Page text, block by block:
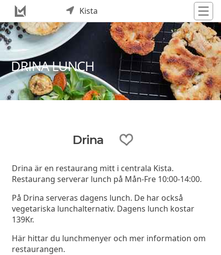
Kista
DRINA LUNCH
Drina
Drina är en restaurang mitt i centrala Kista.
Restaurang serverar lunch på Mån-Fre 10:00-14:00.
På Drina serveras dagens lunch. De har också
vegetariska lunchalternativ. Dagens lunch kostar
139Kr.
Här hittar du lunchmenyer och mer information om
restaurangen.